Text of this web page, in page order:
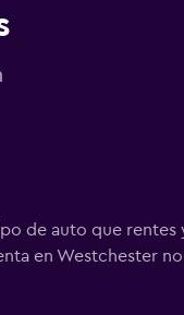
de auto que rentes
en Westchester